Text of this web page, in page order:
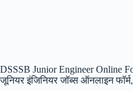
DSSSB Junior Engineer Online
जूनियर इंजिनियर जॉब्स ऑनलाइन फॉर्म,